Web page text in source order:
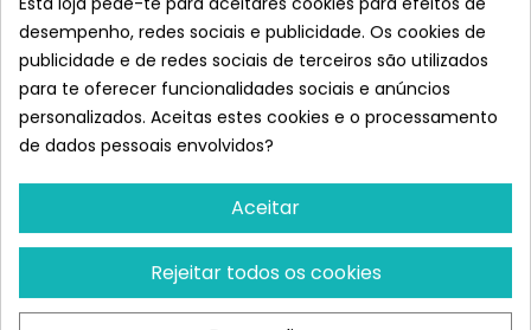
Chegámos ao fim desta página.Voltar ao topo
Dican Upé um ração para cães que oferece um
alimento
completo e saboroso
para caninos. Os seus ingredientes
incluem uma grande quantidade de atum, que, sendo um
peixe oleoso, fornece umelevado nível de proteínaque
beneficia o coração e o sistema nervoso. Além disso, é um
alimento altamente digerívelque protege a mucosa
intestinal e ajuda à digestão do animal, graças à sua
grande quantidade de arroz.
desempenho, redes sociais e publicidade. Os cookies de
publicidade e de redes sociais de terceiros são utilizados
para te oferecer funcionalidades sociais e anúncios
personalizados. Aceitas estes cookies e o processamento
de dados pessoais envolvidos?
Aceitar
Rejeitar todos os cookies